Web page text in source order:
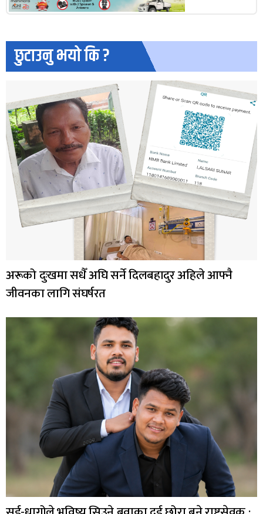
छुटाउनु भयो कि ?
अरूको दुःखमा सधैँ अघि सर्ने दिलबहादुर अहिले आफ्नै
जीवनका लागि संघर्षरत